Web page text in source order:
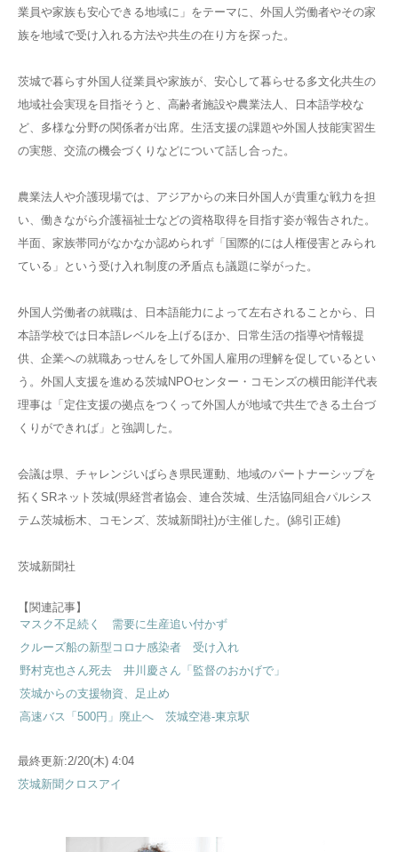
業員や家族も安心できる地域に」をテーマに、外国人労働者やその家
族を地域で受け入れる方法や共生の在り方を探った。
茨城で暮らす外国人従業員や家族が、安心して暮らせる多文化共生の
地域社会実現を目指そうと、高齢者施設や農業法人、日本語学校な
ど、多様な分野の関係者が出席。生活支援の課題や外国人技能実習生
の実態、交流の機会づくりなどについて話し合った。
農業法人や介護現場では、アジアからの来日外国人が貴重な戦力を担
い、働きながら介護福祉士などの資格取得を目指す姿が報告された。
半面、家族帯同がなかなか認められず「国際的には人権侵害とみられ
ている」という受け入れ制度の矛盾点も議題に挙がった。
外国人労働者の就職は、日本語能力によって左右されることから、日
本語学校では日本語レベルを上げるほか、日常生活の指導や情報提
供、企業への就職あっせんをして外国人雇用の理解を促しているとい
う。外国人支援を進める茨城NPOセンター・コモンズの横田能洋代表
理事は「定住支援の拠点をつくって外国人が地域で共生できる土台づ
くりができれば」と強調した。
会議は県、チャレンジいばらき県民運動、地域のパートナーシップを
拓くSRネット茨城(県経営者協会、連合茨城、生活協同組合パルシス
テム茨城栃木、コモンズ、茨城新聞社)が主催した。(綿引正雄)
茨城新聞社
【関連記事】
マスク不足続く 需要に生産追い付かず
クルーズ船の新型コロナ感染者 受け入れ
野村克也さん死去 井川慶さん「監督のおかげで」
茨城からの支援物資、足止め
高速バス「500円」廃止へ 茨城空港-東京駅
最終更新:2/20(木) 4:04
茨城新聞クロスアイ